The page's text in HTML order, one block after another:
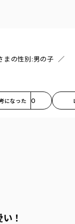
まの性別:男の子
になった 0
！